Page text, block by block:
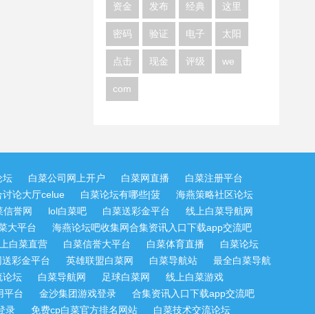
资金 发布 经典 这里
密码 验证 电子 太阳
点击 现金 评级 we
com
坛 白菜公司网上开户 白菜网直播
白菜注册平台
论大厅celue 白菜论坛有哪些|菠
海燕策略社区论坛
信誉网 lol白菜吧 白菜送彩金平台
线上白菜导航网
大平台
海燕论坛吧收集网合集资讯入口下载app交流吧
白菜直营 白菜信誉大平台 白菜体育直播
白菜论坛
送彩金平台 英雄联盟白菜网 白菜导航站
最全白菜导航
论坛 白菜导航网 足球白菜网
线上白菜游戏
平台 金沙集团游戏登录
合集资讯入口下载app交流吧
录 免费cp白菜官方排名网站 白菜技术交流论坛